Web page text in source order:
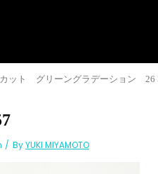
ット グリーングラデーション 26
ByYUKI MIYAMOTO